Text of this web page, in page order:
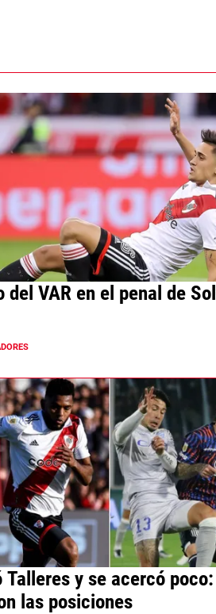
del VAR en el penal de
Talleres y se acercó
las posiciones